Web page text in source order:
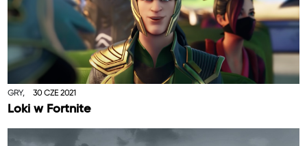
GRY, 30 CZE 2021
Loki w Fortnite